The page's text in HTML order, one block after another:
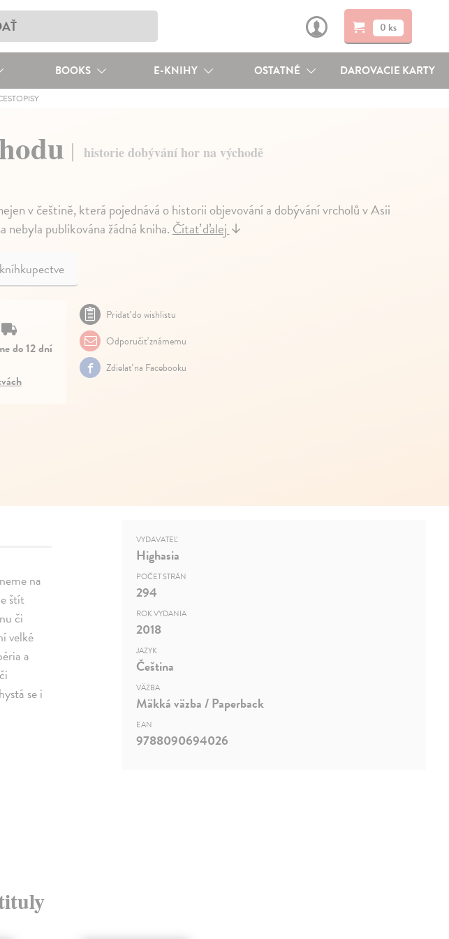
0 ks
BOOKS E-KNIHY OSTATNÉ DAROVACIE KARTY
historie dobývání hor na východě
v češtině, která pojednává o historii objevování a dobývání vrcholů v Asii
publikována žádná kniha.Čítať ďalej↓
do 12 dní
Pridať do wishlistu
Odporučiť známemu
Zdielať na Facebooku
na
štít
či
velké
a
se i
VYDAVATEĽ
Highasia
POČET STRÁN
294
ROK VYDANIA
2018
JAZYK
Čeština
VÄZBA
Mäkká väzba / Paperback
EAN
9788090694026